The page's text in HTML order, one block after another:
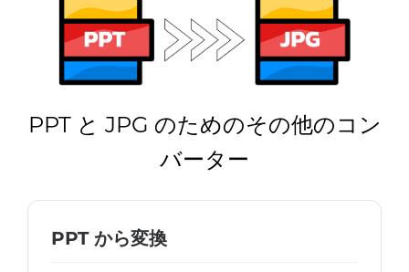
PPT と JPG のためのその他のコン
バーター
PPT から変換